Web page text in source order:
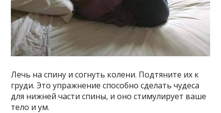
Лечь на спину и согнуть колени. Подтяните их к
груди. Это упражнение способно сделать чудеса
для нижней части спины, и оно стимулирует ваше
тело и ум.